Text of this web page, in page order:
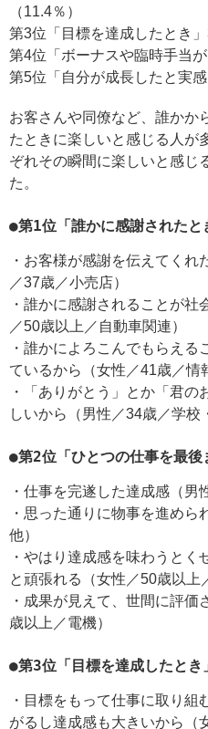
（11.4％）
第3位「目標を達成したとき」
第4位「ボーナスや臨時手当
第5位「自分が成長したと実
お客さんや同僚など、誰かか
たときに楽しいと感じる人が
ぞれその瞬間に楽しいと感じ
た。
●第1位「誰かに感謝されたと
・お客様が感謝を伝えてく
／37歳／小売店）
・誰かに感謝されることが
／50歳以上／自動車関連）
・誰かによろこんでもらえる
ているから（女性／41歳／情
・「ありがとう」とか「君
しいから（男性／34歳／学校
●第2位「ひとつの仕事を最後
・仕事を完遂した達成感（男
・思った通りに物事を進め
他）
・やはり達成感を味わうと
と頑張れる（女性／50歳以上
・成果が見えて、世間に評
歳以上／電機）
●第3位「目標を達成したとき」
・目標をもって仕事に取り組
がるし達成感も大きいから（